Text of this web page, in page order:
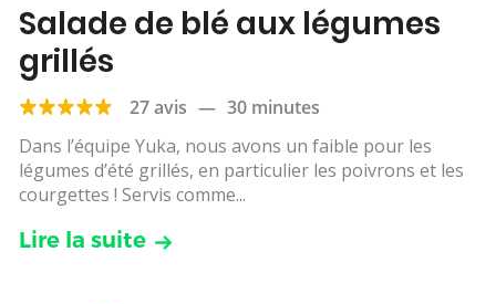
Salade de blé aux légumes
grillés
27 avis — 30 minutes
Dans l’équipe Yuka, nous avons un faible pour les
légumes d’été grillés, en particulier les poivrons et les
courgettes ! Servis comme...
Lire la suite